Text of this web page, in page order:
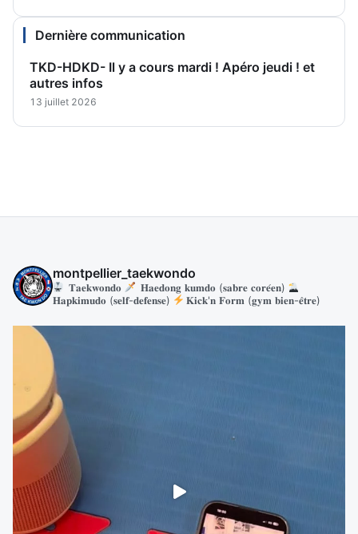
Dernière communication
TKD-HDKD- Il y a cours mardi ! Apéro jeudi ! et
autres infos
13 juillet 2026
montpellier_taekwondo
𝐓𝐚𝐞𝐤𝐰𝐨𝐧𝐝𝐨
𝐇𝐚𝐞𝐝𝐨𝐧𝐠 𝐤𝐮𝐦𝐝𝐨 (𝐬𝐚𝐛𝐫𝐞 𝐜𝐨𝐫𝐞́𝐞𝐧)
𝐇𝐚𝐩𝐤𝐢𝐦𝐮𝐝𝐨 (𝐬𝐞𝐥𝐟-𝐝𝐞𝐟𝐞𝐧𝐬𝐞)
𝐊𝐢𝐜𝐤'𝐧 𝐅𝐨𝐫𝐦 (𝐠𝐲𝐦 𝐛𝐢𝐞𝐧-𝐞̂𝐭𝐫𝐞)